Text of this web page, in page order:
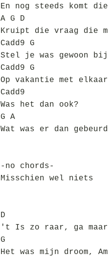
En nog steeds komt
A G D
Kruipt die vraag die
Cadd9 G
Stel je was gewoon
Cadd9 G
Op vakantie met elkaar
Cadd9
Was het dan ook?
G A
Wat was er dan
-no chords-
Misschien wel niets
D
't Is zo raar, ga
G
Het was mijn droom,